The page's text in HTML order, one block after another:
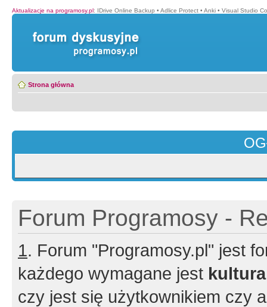
Aktualizacje na programosy.pl: IDrive Online Backup • Adlice Protect • Anki • Visual Studio
Strona główna
Forum Programosy -
1. Forum "Programosy.pl" jest
każdego wymagane jest
czy jest się użytkownikiem czy